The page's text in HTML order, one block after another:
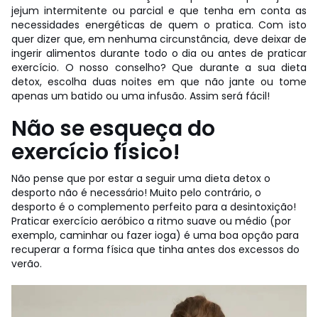
jejum intermitente ou parcial e que tenha em conta as
necessidades energéticas de quem o pratica. Com isto
quer dizer que, em nenhuma circunstância, deve deixar de
ingerir alimentos durante todo o dia ou antes de praticar
exercício. O nosso conselho? Que durante a sua dieta
detox, escolha duas noites em que não jante ou tome
apenas um batido ou uma infusão. Assim será fácil!
Não se esqueça do
exercício físico!
Não pense que por estar a seguir uma dieta detox o
desporto não é necessário! Muito pelo contrário, o
desporto é o complemento perfeito para a desintoxição!
Praticar exercício aeróbico a ritmo suave ou médio (por
exemplo, caminhar ou fazer ioga) é uma boa opção para
recuperar a forma física que tinha antes dos excessos do
verão.